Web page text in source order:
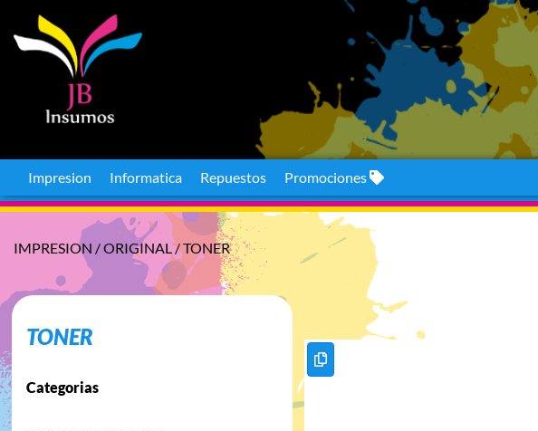
Impresion Informatica Repuestos Promociones
IMPRESION /ORIGINAL/TONER
TONER
Categorias